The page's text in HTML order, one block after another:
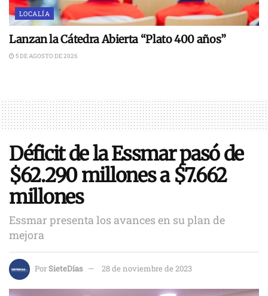
LOCALÍA
Lanzan la Cátedra Abierta “Plato 400 años”
5 DE AGOSTO DE 2026
Déficit de la Essmar pasó de
$62.290 millones a $7.662
millones
Essmar presenta los avances en su plan de
mejora
PorSieteDías 28 de noviembre de 2023